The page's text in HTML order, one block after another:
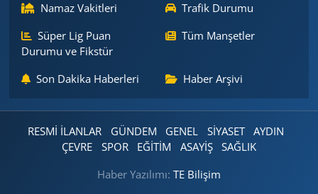
Namaz Vakitleri
Trafik Durumu
Süper Lig Puan
Durumu ve Fikstür
Tüm Manşetler
Son Dakika Haberleri Haber Arşivi
RESMİ İLANLAR GÜNDEM GENEL SİYASET
AYDIN
ÇEVRE
SPOR EĞİTİM ASAYİŞ
SAĞLIK
Haber Yazılımı: TE Bilişim